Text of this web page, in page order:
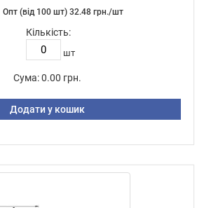
Опт (від 100 шт) 32.48 грн./шт
Кількість:
шт
Сума: 0.00 грн.
Додати у кошик